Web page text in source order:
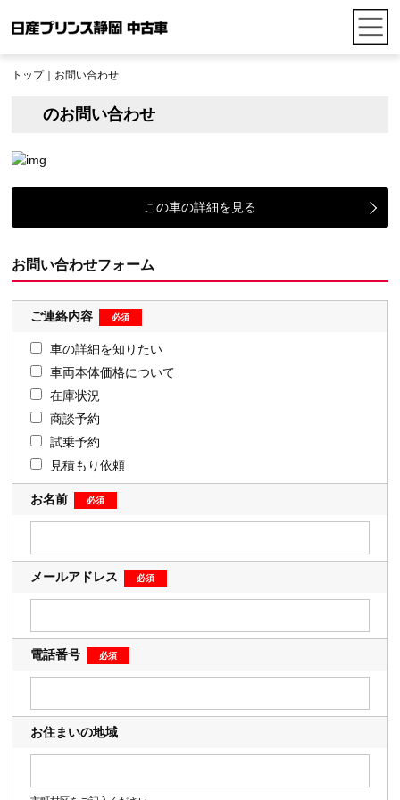
トップ｜お問い合わせ
のお問い合わせ
この車の詳細を見る
お問い合わせフォーム
ご連絡内容
車の詳細を知りたい
車両本体価格について
在庫状況
商談予約
試乗予約
見積もり依頼
お名前
メールアドレス
電話番号
お住まいの地域